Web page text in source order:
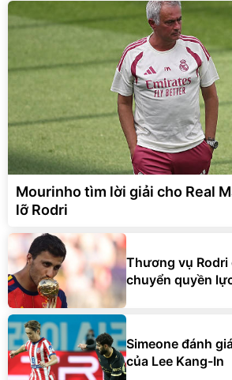
Mourinho tìm lời giải cho Real
lỡ Rodri
Thương vụ
chuyển quyền
Simeone đánh
của Lee Kang-In